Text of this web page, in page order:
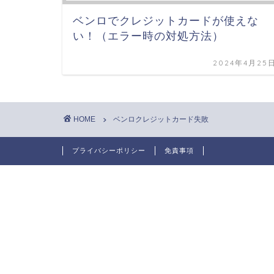
ベンロでクレジットカードが使えな
い！（エラー時の対処方法）
2024年4月25
HOME ベンロクレジットカード失敗
プライバシーポリシー 免責事項